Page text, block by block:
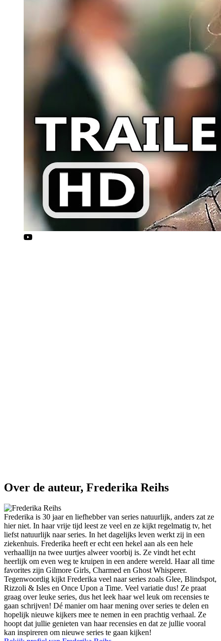
Over de auteur, Frederika Reihs
Frederika is 30 jaar en liefhebber van series natuurlijk, anders zat ze
hier niet. In haar vrije tijd leest ze veel en ze kijkt regelmatig tv, het
liefst natuurlijk naar series. In het dagelijks leven werkt zij in een
ziekenhuis. Frederika heeft er echt een hekel aan als een hele
verhaallijn na twee uurtjes alweer voorbij is. Ze vindt het echt
heerlijk om even weg te kruipen in een andere wereld. Haar all time
favorites zijn Gilmore Girls, Charmed en Ghost Whisperer.
Tegenwoordig kijkt Frederika veel naar series zoals Glee, Blindspot,
Rizzoli & Isles en Once Upon a Time. Veel variatie dus! Ze praat
graag over leuke series, dus het leek haar wel leuk om recensies te
gaan schrijven! Dé manier om haar mening over series te delen en
hopelijk nieuwe kijkers mee te nemen in een prachtig verhaal. Ze
hoopt dat jullie genieten van haar recensies en dat ze jullie vooral
kan inspireren om nieuwe series te gaan kijken!